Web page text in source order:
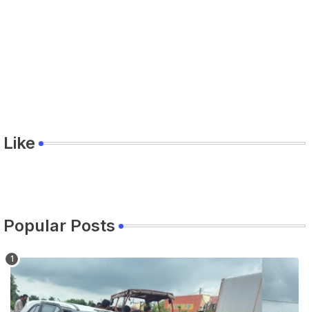
Like
Popular Posts